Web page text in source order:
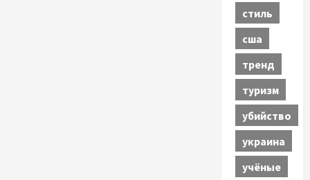
стиль
сша
тренд
туризм
убийство
украина
учёные